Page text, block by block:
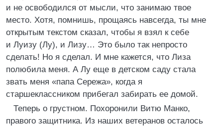
и не освободился от мысли, что занимаю твое
место. Хотя, помнишь, прощаясь навсегда, ты мне
открытым текстом сказал, чтобы я взял к себе
и Луизу (Лу), и Лизу… Это было так непросто
сделать! Но я сделал. И мне кажется, что Лиза
полюбила меня. А Лу еще в детском саду стала
звать меня «папа Сережа», когда я
старшеклассником прибегал забирать ее домой.
Теперь о грустном. Похоронили Витю Манко,
правого защитника. Из наших ветеранов осталось